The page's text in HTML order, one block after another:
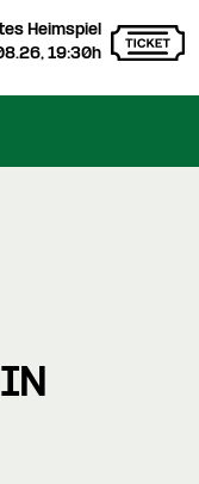
Heimspiel
19:30h